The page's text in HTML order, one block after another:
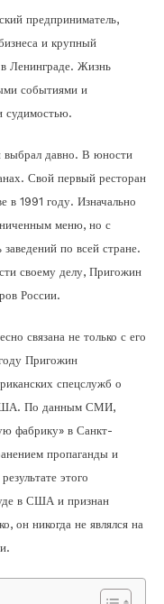
предприниматель,
и крупный
Ленинграде. Жизнь
событиями и
судимостью.
выбрал давно. В юности
Свой первый ресторан
в 1991 году. Изначально
меню, но с
по всей стране.
своему делу, Пригожин
России.
связана не только с его
Пригожин
спецслужб о
США. По данным СМИ,
фабрику» в Санкт-
пропаганды и
этого
в США и признан
он никогда не являлся на